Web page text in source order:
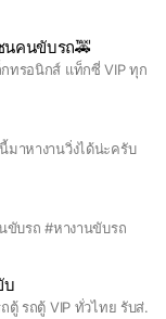
นคนขับรถ🚕
มาหางานวิ่งได้น่ะครับ
ขับรถ #หางานขับรถ
บ
กลุ่มเช่ารถตู้พร้อมคนขับ รถตู้เช่า เหมารถตู้ รถตู้ VIP ทั่วไทย รับส่งสนามบิน ทำบุญไหว้พระ อบรมสัมนา เช่ารถตู้ ทั่วไทย เช่ารถกรุงเทพ เช่ารถตู้ขับเองราคาถูก เช่ารถตู้พร้อมคนขับราคาถูก เช่ารถตู้ราคาถูก เหมารถตู้สมุทรปราการ เหมารถตู้อยุธยา เหมารถตู้กรุงเทพ เหมารถตู้พร้อมคนขับ เหมา รถตู้ เหมารถตู้ อุดรธานี เช่ารถพร้อมคนขับ เช่ารถพร้อมคนขับ เชียงใหม่ เช่ารถพร้อมคนขับ ภูเก็ต เช่ารถพร้อมคนขับราคาถูก เช่ารถตู้อุบล เช่ารถพร้อมคนขับ ชลบุรี เช่ารถพร้อมคนขับอุดร หางานรถตู้วิ่ง หางานรถตู้วิ่งร่วม หางาน รถตู้vip หางานรถตู้วิ่งส่งพนักงาน หางานรถตู้ภาคอีสาน หางานรถตู้ในระยอง รถตู้เช่าอยุธยา รถตู้เช่าพร้อมคนขับ รถตู้เช่ากรุงเทพ รถตู้ เช่า รถตู้เช่า พร้อมคนขับ ราคาถูก รถตู้เช่าเหมาอยุธยา เที่ยวทั่วไทย ประกันรถตู้ป้ายฟ้า ประกันรถตู้3+ ประกันรถตู้2+ ประกันรถตู้ป้ายเหลือง ประกันรถตู้ชั้น1 ประกันรถตู้เชิงพาณิชย์ ประกันรถตู้รับส่งนักท่องเที่ยว ประกันรถตู้รับส่งนักเรียน ประกันรถตู้ส่วนบุคคล ประกันรถตู้สาธารณะ ประกันรถตู้ผ่อนเงินสด ประกันภัยรถยนต์ ประกันรถตู้รับจ้าง ประกันชั้น 1 รถตู้